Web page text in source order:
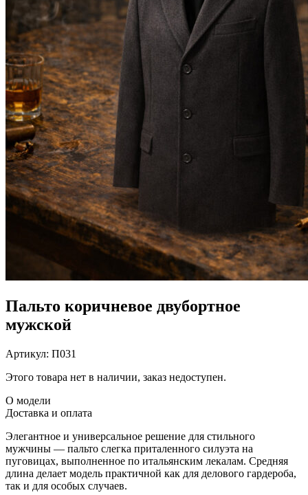
Пальто коричневое двубортное
мужской
Артикул: П031
Этого товара нет в наличии, заказ недоступен.
О модели
Доставка и оплата
Элегантное и универсальное решение для стильного
мужчины — пальто слегка приталенного силуэта на
пуговицах, выполненное по итальянским лекалам. Средняя
длина делает модель практичной как для делового гардероба,
так и для особых случаев.